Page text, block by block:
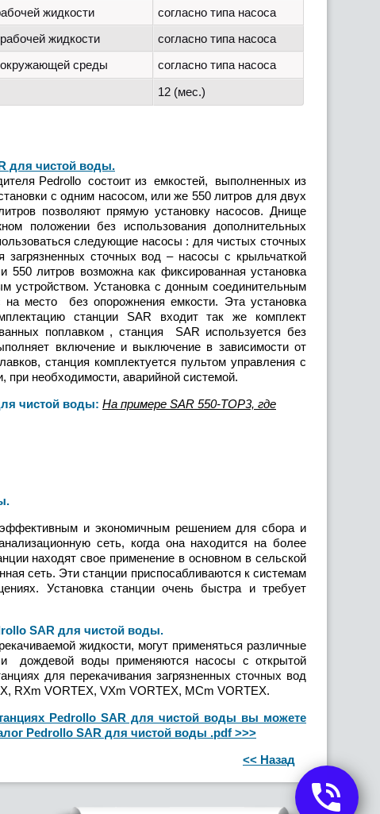
жидкости
согласно типа насоса
жидкости
согласно типа насоса
среды
согласно типа насоса
12 (мес.)
для чистой воды.
Pedrollo состоит из емкостей, выполненных из
с одним насосом, или же 550 литров для двух
позволяют прямую установку насосов. Днище
положении без использования дополнительных
следующие насосы : для чистых сточных
сточных вод – насосы с крыльчаткой
литров возможна как фиксированная установка
устройством. Установка с донным соединительным
на место без опорожнения емкости. Эта установка
станции SAR входит так же комплект
поплавком , станция SAR используется без
включение и выключение в зависимости от
станция комплектуется пультом управления с
необходимости, аварийной системой.
чистой воды: На примере SAR 550-TOP3, где
.
и экономичным решением для сбора и
сеть, когда она находится на более
находят свое применение в основном в сельской
сеть. Эти станции приспосабливаются к системам
Установка станции очень быстра и требует
SAR для чистой воды.
жидкости, могут применяться различные
дождевой воды применяются насосы с открытой
для перекачивания загрязненных сточных вод
RXm VORTEX, VXm VORTEX, MCm VORTEX.
Pedrollo SAR для чистой воды вы можете
Pedrollo SAR для чистой воды .pdf >>>
<< Назад